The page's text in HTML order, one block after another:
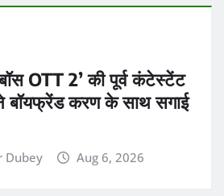
OTT 2’ की पूर्व कंटेस्टेंट
बॉयफ्रेंड करण के साथ सगाई
Dubey Aug 6, 2026